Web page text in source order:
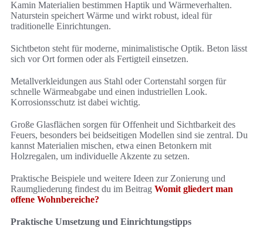
Kamin Materialien bestimmen Haptik und Wärmeverhalten.
Naturstein speichert Wärme und wirkt robust, ideal für
traditionelle Einrichtungen.
Sichtbeton steht für moderne, minimalistische Optik. Beton lässt
sich vor Ort formen oder als Fertigteil einsetzen.
Metallverkleidungen aus Stahl oder Cortenstahl sorgen für
schnelle Wärmeabgabe und einen industriellen Look.
Korrosionsschutz ist dabei wichtig.
Große Glasflächen sorgen für Offenheit und Sichtbarkeit des
Feuers, besonders bei beidseitigen Modellen sind sie zentral. Du
kannst Materialien mischen, etwa einen Betonkern mit
Holzregalen, um individuelle Akzente zu setzen.
Praktische Beispiele und weitere Ideen zur Zonierung und
Raumgliederung findest du im Beitrag Womit gliedert man
offene Wohnbereiche?
Praktische Umsetzung und Einrichtungstipps